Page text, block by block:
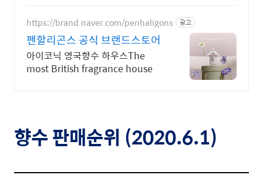
https://brand.naver.com/penhaligons 광고
펜할리곤스 공식 브랜드스토어
아이코닉 영국향수 하우스The
most British fragrance house
향수판매순위 (2020.6.1)